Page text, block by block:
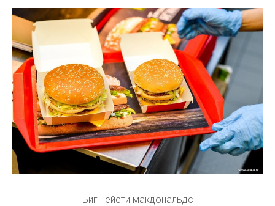
Биг Тейсти макдональдс